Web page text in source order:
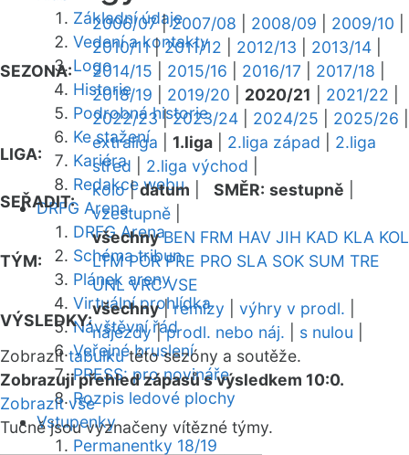
Základní údaje
Vedení a kontakty
Logo
Historie
Podrobná historie
Ke stažení
Kariéra
Redakce webu
DRFG Arena
DRFG Arena
Schéma tribun
Plánek areny
Virtuální prohlídka
Návštěvní řád
Veřejné bruslení
PRESS: pro novináře
Rozpis ledové plochy
Vstupenky
Permanentky 18/19
SEZONA:
2006/07|2007/08 2008/09 2009/10
2010/11|2011/12 2012/13 2013/14
2014/15
2015/16 2016/17 2017/18
2018/19
2019/20 2020/21 2021/22
2022/23|2023/24 2024/25 2025/26
LIGA:
extraliga 1.liga 2.liga západ
2.liga
střed
2.liga východ
SEŘADIT:
kolo|datum SMĚR: sestupně
vzestupně
TÝM:
všechny BEN FRM HAV JIH KAD KLA KOL
LTM POR PRE PRO SLA SOK SUM TRE
UNL VRC VSE
VÝSLEDKY:
všechny|remízy výhry v prodl.
nájezdy|prodl. nebo náj. s nulou
Zobrazittabulkutéto sezóny a soutěže.
Zobrazuji přehled zápasů s výsledkem 10:0.
Zobrazit vše
Tučně jsou vyznačeny vítězné týmy.